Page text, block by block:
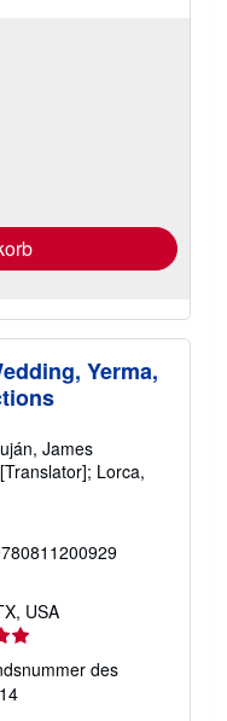
Yerma,
James
Lorca,
USA
des